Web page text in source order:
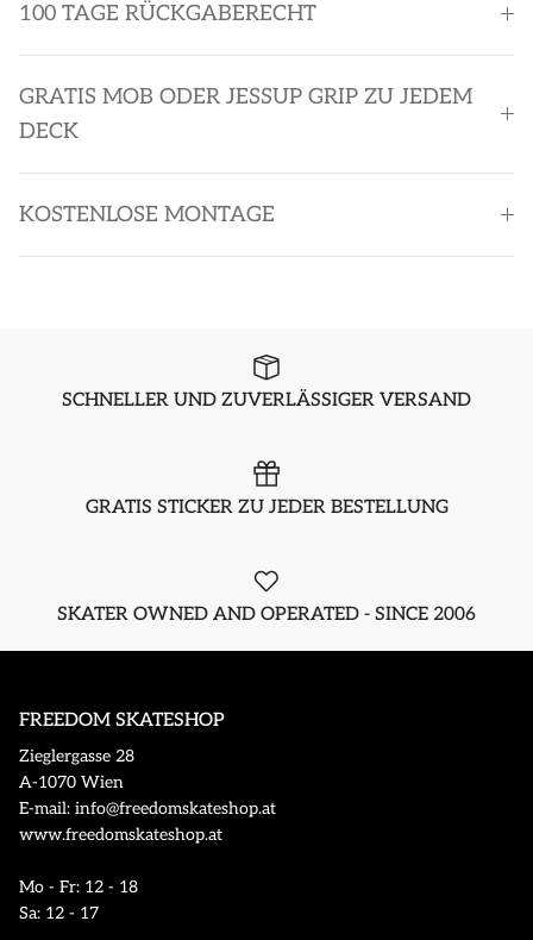
100 TAGE RÜCKGABERECHT
GRATIS MOB ODER JESSUP GRIP ZU JEDEM
DECK
KOSTENLOSE MONTAGE
SCHNELLER UND ZUVERLÄSSIGER VERSAND
GRATIS STICKER ZU JEDER BESTELLUNG
SKATER OWNED AND OPERATED - SINCE 2006
FREEDOM SKATESHOP
Zieglergasse 28
A-1070 Wien
E-mail: info@freedomskateshop.at
www.freedomskateshop.at
Mo - Fr: 12 - 18
Sa: 12 - 17